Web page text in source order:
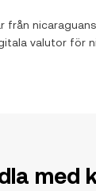
från
valutor för
med